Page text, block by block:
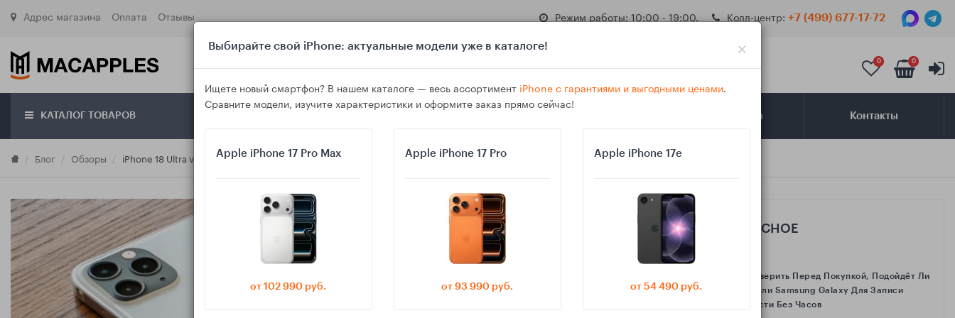
Адрес магазина Оплата Отзывы Режим работы: 10:00 - 19:00. Колл-центр: +7 (499) 677-17-72
0 0
КАТАЛОГ ТОВАРОВ Самовывоз Контакты
Блог Обзоры iPhone 18 Ultra vs iPhone 17 Pro Max: стоит ли переплачивать за новое поколение
САМОЕ ИНТЕРЕСНОЕ
Как Проверить Перед Покупкой, Подойдёт Ли
IPhone Или Samsung Galaxy Для Записи
Активности Без Часов
Выбирайте свой iPhone: актуальные модели уже в каталоге! ×
Ищете новый смартфон? В нашем каталоге — весь ассортимент iPhone с гарантиями и выгодными ценами.
Сравните модели, изучите характеристики и оформите заказ прямо сейчас!
Apple iPhone 17 Pro Max
от 102 990 руб.
Apple iPhone 17 Pro
от 93 990 руб.
Apple iPhone 17e
от 54 490 руб.